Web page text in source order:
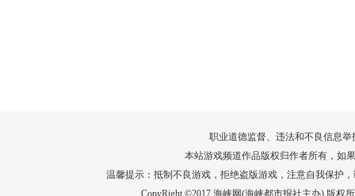
职业道德监督、违法和不良信息举
本站游戏频道作品版权归作者所有，如
温馨提示：抵制不良游戏，拒绝盗版游戏，注意自我保护
CopyRight ©2017 海峡网(海峡都市报社主办) 版权